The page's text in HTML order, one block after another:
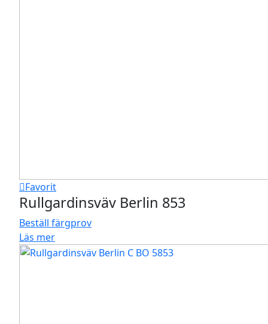
Favorit
Rullgardinsväv Berlin 853
Beställ färgprov
Läs mer